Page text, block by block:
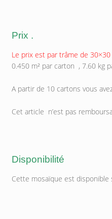
Prix .
Le prix est par trâme de
0.450 m² par carton , 7.60 kg
A partir de 10 cartons vous
Cet article n’est pas
Disponibilité
Cette mosaïque est disponible